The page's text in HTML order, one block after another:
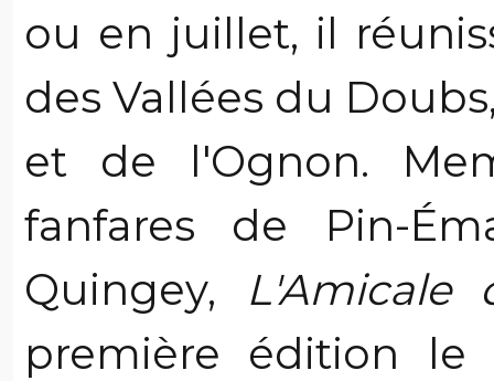
ou en juillet, il
des Vallées du
et de l'Ognon.
fanfares de Pin-
Quingey, L'Amicale
première édition le